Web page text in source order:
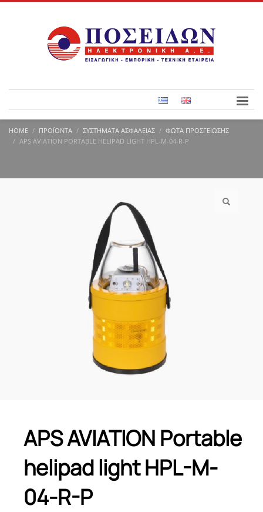
HOME ΠΡΟΪΌΝΤΑ ΣΥΣΤΉΜΑΤΑ ΑΣΦΑΛΕΊΑΣ
ΦΏΤΑ ΠΡΟΣΓΕΊΩΣΗΣ
APS AVIATION PORTABLE HELIPAD LIGHT HPL-M-04-R-P
APS AVIATION Portable
helipad light HPL-M-
04-R-P